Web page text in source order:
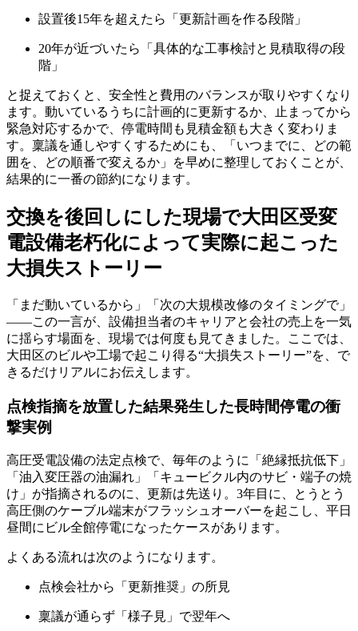
設置後15年を超えたら「更新計画を作る段階」
20年が近づいたら「具体的な工事検討と見積取得の段
階」
と捉えておくと、安全性と費用のバランスが取りやすくなり
ます。動いているうちに計画的に更新するか、止まってから
緊急対応するかで、停電時間も見積金額も大きく変わりま
す。稟議を通しやすくするためにも、「いつまでに、どの範
囲を、どの順番で変えるか」を早めに整理しておくことが、
結果的に一番の節約になります。
交換を後回しにした現場で大田区受変
電設備老朽化によって実際に起こった
大損失ストーリー
「まだ動いているから」「次の大規模改修のタイミングで」
――この一言が、設備担当者のキャリアと会社の売上を一気
に揺らす場面を、現場では何度も見てきました。ここでは、
大田区のビルや工場で起こり得る“大損失ストーリー”を、で
きるだけリアルにお伝えします。
点検指摘を放置した結果発生した長時間停電の衝
撃実例
高圧受電設備の法定点検で、毎年のように「絶縁抵抗低下」
「油入変圧器の油漏れ」「キュービクル内のサビ・端子の焼
け」が指摘されるのに、更新は先送り。3年目に、とうとう
高圧側のケーブル端末がフラッシュオーバーを起こし、平日
昼間にビル全館停電になったケースがあります。
よくある流れは次のようになります。
点検会社から「更新推奨」の所見
稟議が通らず「様子見」で翌年へ